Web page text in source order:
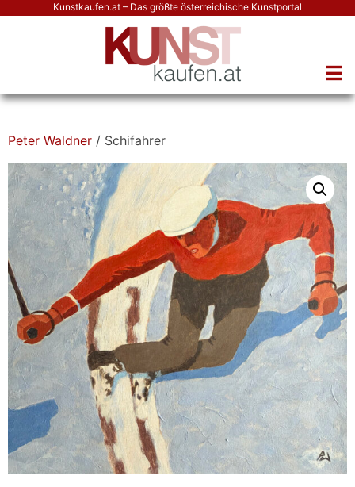
Kunstkaufen.at – Das größte österreichische Kunstportal
Peter Waldner / Schifahrer